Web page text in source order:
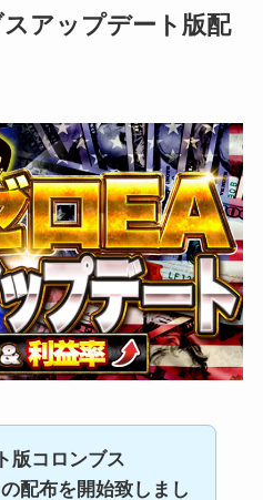
アップデート版配
版コロンブス
の配布を開始致しまし